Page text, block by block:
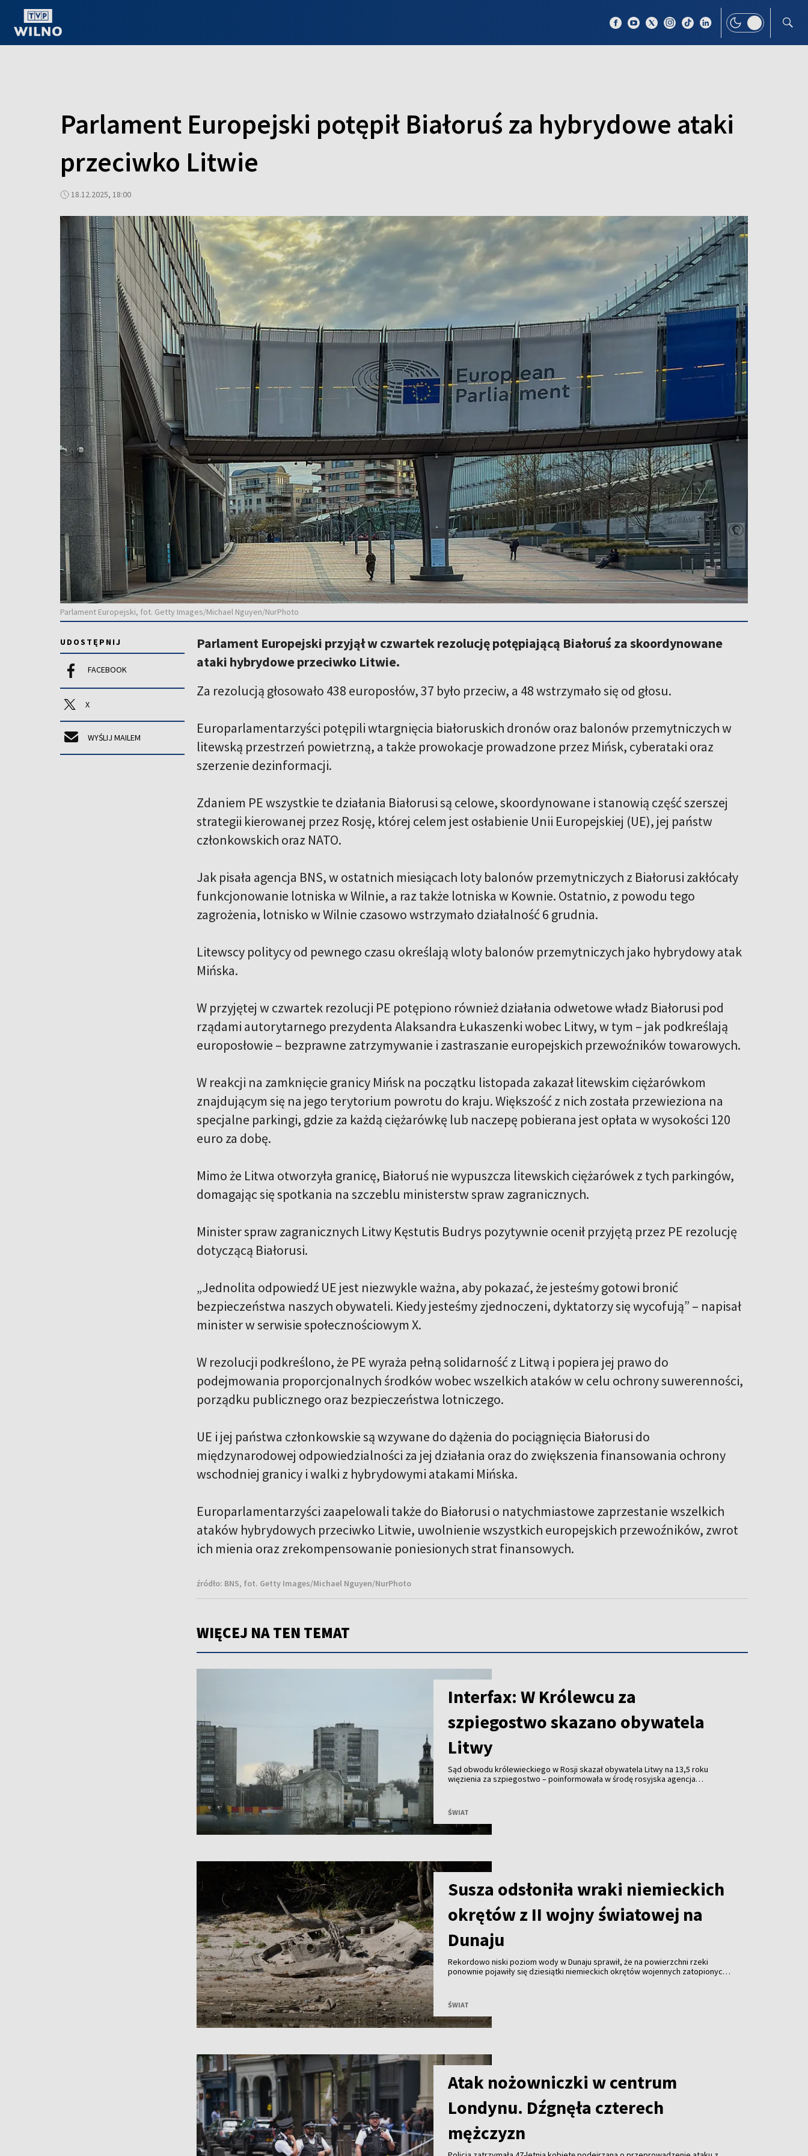
Parlament Europejski potępił Białoruś za hybrydowe ataki
przeciwko Litwie
18.12.2025, 18:00
Parlament Europejski, fot. Getty Images/Michael Nguyen/NurPhoto
UDOSTĘPNIJ
FACEBOOK
X
WYŚLIJ MAILEM
Parlament Europejski przyjął w czwartek rezolucję potępiającą Białoruś za skoordynowane
ataki hybrydowe przeciwko Litwie.
Za rezolucją głosowało 438 europosłów, 37 było przeciw, a 48 wstrzymało się od głosu.
Europarlamentarzyści potępili wtargnięcia białoruskich dronów oraz balonów przemytniczych w
litewską przestrzeń powietrzną, a także prowokacje prowadzone przez Mińsk, cyberataki oraz
szerzenie dezinformacji.
Zdaniem PE wszystkie te działania Białorusi są celowe, skoordynowane i stanowią część szerszej
strategii kierowanej przez Rosję, której celem jest osłabienie Unii Europejskiej (UE), jej państw
członkowskich oraz NATO.
Jak pisała agencja BNS, w ostatnich miesiącach loty balonów przemytniczych z Białorusi zakłócały
funkcjonowanie lotniska w Wilnie, a raz także lotniska w Kownie. Ostatnio, z powodu tego
zagrożenia, lotnisko w Wilnie czasowo wstrzymało działalność 6 grudnia.
Litewscy politycy od pewnego czasu określają wloty balonów przemytniczych jako hybrydowy atak
Mińska.
W przyjętej w czwartek rezolucji PE potępiono również działania odwetowe władz Białorusi pod
rządami autorytarnego prezydenta Alaksandra Łukaszenki wobec Litwy, w tym – jak podkreślają
europosłowie – bezprawne zatrzymywanie i zastraszanie europejskich przewoźników towarowych.
W reakcji na zamknięcie granicy Mińsk na początku listopada zakazał litewskim ciężarówkom
znajdującym się na jego terytorium powrotu do kraju. Większość z nich została przewieziona na
specjalne parkingi, gdzie za każdą ciężarówkę lub naczepę pobierana jest opłata w wysokości 120
euro za dobę.
Mimo że Litwa otworzyła granicę, Białoruś nie wypuszcza litewskich ciężarówek z tych parkingów,
domagając się spotkania na szczeblu ministerstw spraw zagranicznych.
Minister spraw zagranicznych Litwy Kęstutis Budrys pozytywnie ocenił przyjętą przez PE rezolucję
dotyczącą Białorusi.
„Jednolita odpowiedź UE jest niezwykle ważna, aby pokazać, że jesteśmy gotowi bronić
bezpieczeństwa naszych obywateli. Kiedy jesteśmy zjednoczeni, dyktatorzy się wycofują” – napisał
minister w serwisie społecznościowym X.
W rezolucji podkreślono, że PE wyraża pełną solidarność z Litwą i popiera jej prawo do
podejmowania proporcjonalnych środków wobec wszelkich ataków w celu ochrony suwerenności,
porządku publicznego oraz bezpieczeństwa lotniczego.
UE i jej państwa członkowskie są wzywane do dążenia do pociągnięcia Białorusi do
międzynarodowej odpowiedzialności za jej działania oraz do zwiększenia finansowania ochrony
wschodniej granicy i walki z hybrydowymi atakami Mińska.
Europarlamentarzyści zaapelowali także do Białorusi o natychmiastowe zaprzestanie wszelkich
ataków hybrydowych przeciwko Litwie, uwolnienie wszystkich europejskich przewoźników, zwrot
ich mienia oraz zrekompensowanie poniesionych strat finansowych.
źródło: BNS, fot. Getty Images/Michael Nguyen/NurPhoto
WIĘCEJ NA TEN TEMAT
Interfax: W Królewcu za
szpiegostwo skazano obywatela
Litwy
Sąd obwodu królewieckiego w Rosji skazał obywatela Litwy na 13,5 roku
więzienia za szpiegostwo – poinformowała w środę rosyjska agencja
ŚWIAT
Susza odsłoniła wraki niemieckich
okrętów z II wojny światowej na
Dunaju
Rekordowo niski poziom wody w Dunaju sprawił, że na powierzchni rzeki
ponownie pojawiły się dziesiątki niemieckich okrętów wojennych zatopionych
ŚWIAT
Atak nożowniczki w centrum
Londynu. Dźgnęła czterech
mężczyzn